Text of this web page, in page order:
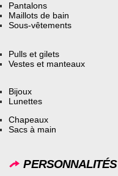
Pantalons
Maillots de bain
Sous-vêtements
Pulls et gilets
Vestes et manteaux
Bijoux
Lunettes
Chapeaux
Sacs à main
PERSONNALITÉS